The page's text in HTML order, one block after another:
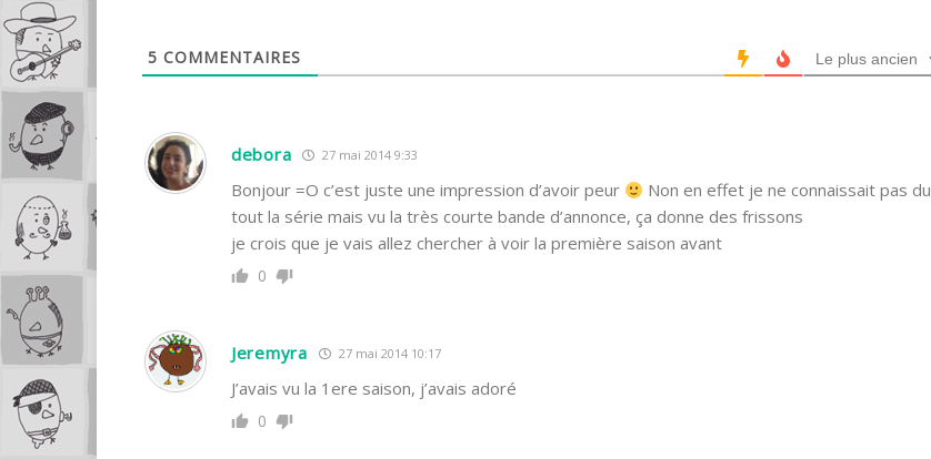
5 COMMENTAIRES Le plus ancien
debora 27 mai 2014 9:33
Bonjour =O c’est juste une impression d’avoir peur
Non en effet je ne connaissait pas du
tout la série mais vu la très courte bande d’annonce, ça donne des frissons
je crois que je vais allez chercher à voir la première saison avant
0
Jeremyra 27 mai 2014 10:17
J’avais vu la 1ere saison, j’avais adoré
0